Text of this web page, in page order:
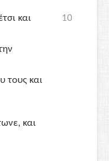
10
και
τους και
και